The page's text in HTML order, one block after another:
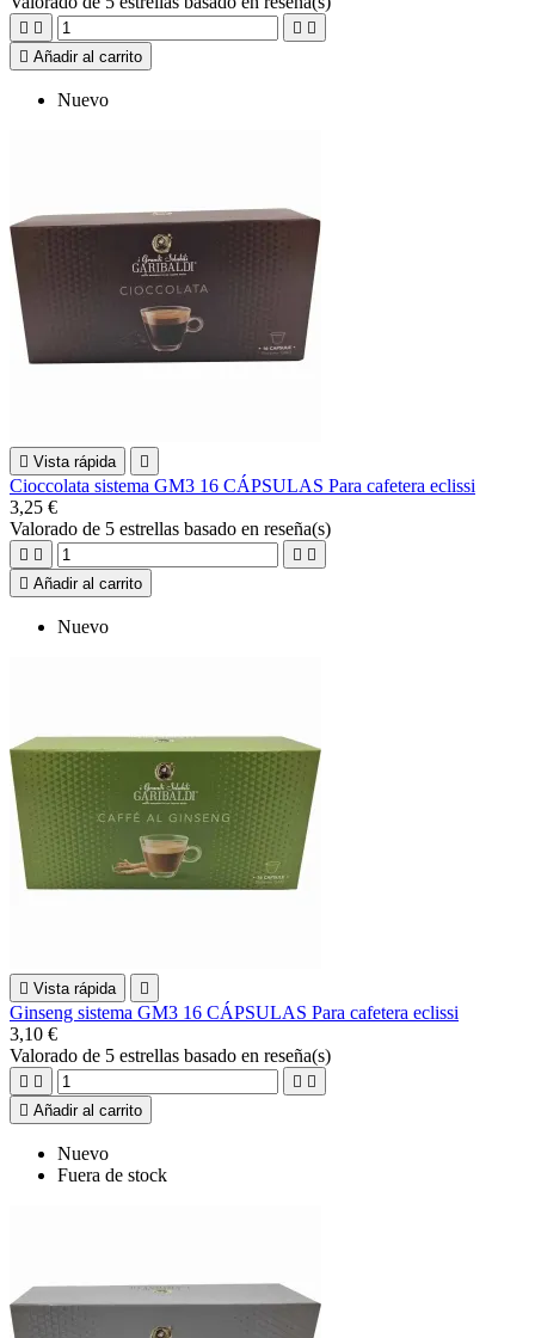
   
 Añadir al carrito
Nuevo
 Vista rápida 
Cioccolata sistema GM3 16 CÁPSULAS Para cafetera eclissi
3,25 €
Valorado de 5 estrellas basado en reseña(s)
   
 Añadir al carrito
Nuevo
 Vista rápida 
Ginseng sistema GM3 16 CÁPSULAS Para cafetera eclissi
3,10 €
Valorado de 5 estrellas basado en reseña(s)
   
 Añadir al carrito
Nuevo
Fuera de stock